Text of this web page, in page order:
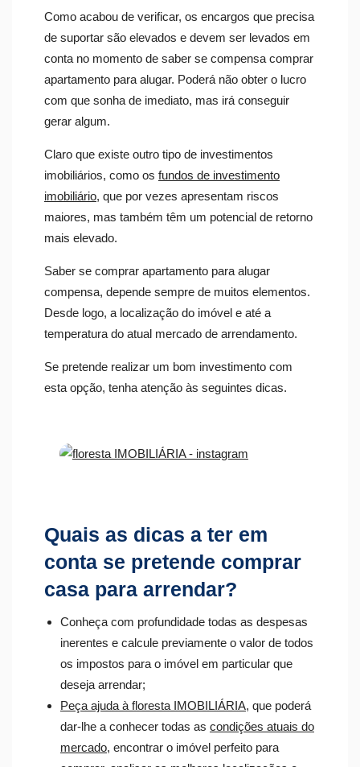
Como acabou de verificar, os encargos que precisa
de suportar são elevados e devem ser levados em
conta no momento de saber se compensa comprar
apartamento para alugar. Poderá não obter o lucro
com que sonha de imediato, mas irá conseguir
gerar algum.
Claro que existe outro tipo de investimentos
imobiliários, como os fundos de investimento
imobiliário, que por vezes apresentam riscos
maiores, mas também têm um potencial de retorno
mais elevado.
Saber se comprar apartamento para alugar
compensa, depende sempre de muitos elementos.
Desde logo, a localização do imóvel e até a
temperatura do atual mercado de arrendamento.
Se pretende realizar um bom investimento com
esta opção, tenha atenção às seguintes dicas.
Quais as dicas a ter em
conta se pretende comprar
casa para arrendar?
Conheça com profundidade todas as despesas
inerentes e calcule previamente o valor de todos
os impostos para o imóvel em particular que
deseja arrendar;
Peça ajuda à floresta IMOBILIÁRIA, que poderá
dar-lhe a conhecer todas as condições atuais do
mercado, encontrar o imóvel perfeito para